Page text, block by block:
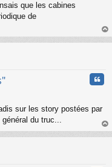
que les cabines
de
au
sur les story postées par
du truc...
au